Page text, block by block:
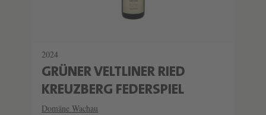
2024
GRÜNER VELTLINER RIED
KREUZBERG FEDERSPIEL
Domäne Wachau